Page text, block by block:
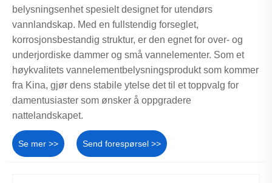
belysningsenhet spesielt designet for utendørs
vannlandskap. Med en fullstendig forseglet,
korrosjonsbestandig struktur, er den egnet for over- og
underjordiske dammer og små vannelementer. Som et
høykvalitets vannelementbelysningsprodukt som kommer
fra Kina, gjør dens stabile ytelse det til et toppvalg for
damentusiaster som ønsker å oppgradere
nattelandskapet.
Se mer >> Send forespørsel >>